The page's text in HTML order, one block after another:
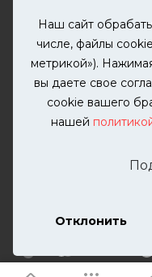
Наш сайт
числе, файлы
метрикой»).
вы даете свое
cookie вашего
нашей
Отклонить
2026 © KUTUZOVV
автомобилей. Вся
разрешения